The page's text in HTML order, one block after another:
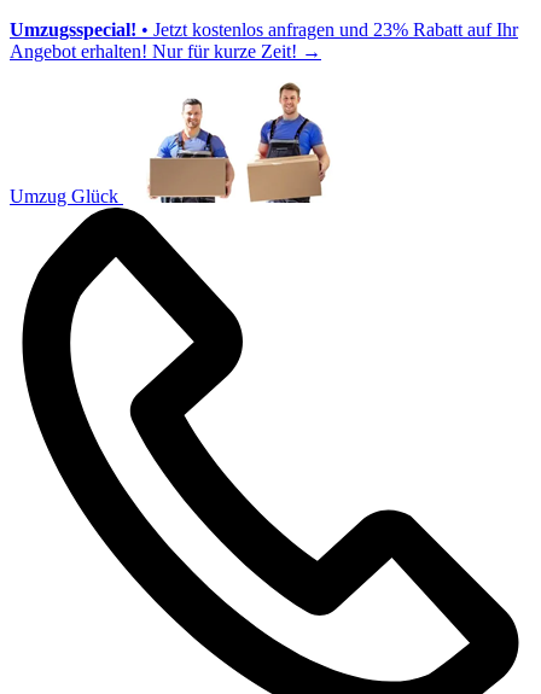
Umzugsspecial! • Jetzt kostenlos anfragen und 23% Rabatt auf Ihr
Angebot erhalten! Nur für kurze Zeit! →
Umzug Glück